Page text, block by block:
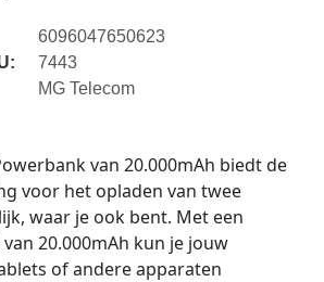
6096047650623
7443
MG Telecom
van 20.000mAh biedt de
voor het opladen van twee
waar je ook bent. Met een
20.000mAh kun je jouw
of andere apparaten